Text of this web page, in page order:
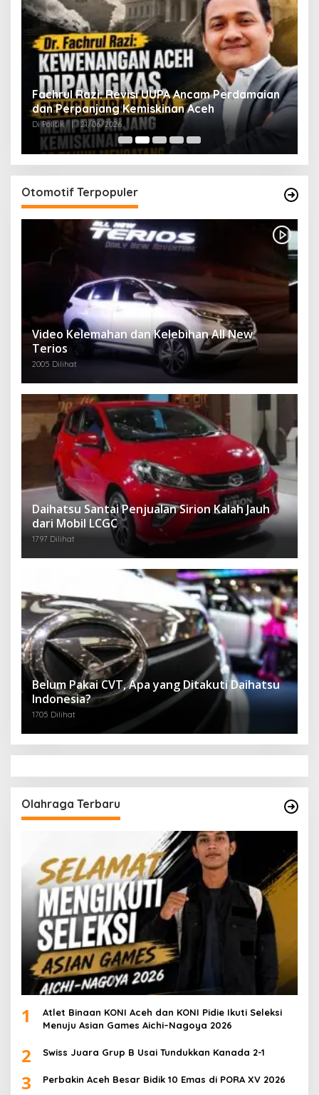
Fachrul Razi: Revisi UUPA Ancam Perdamaian
dan Perpanjang Kemiskinan Aceh
Di Politik 21/06/2026
Otomotif Terpopuler
Video Kelemahan dan Kelebihan All New
Terios
2005 Dilihat
Daihatsu Santai Penjualan Sirion Kalah Jauh
dari Mobil LCGC
1797 Dilihat
Belum Pakai CVT, Apa yang Ditakuti Daihatsu
Indonesia?
1705 Dilihat
Olahraga Terbaru
1
Atlet Binaan KONI Aceh dan KONI Pidie Ikuti Seleksi
Menuju Asian Games Aichi–Nagoya 2026
2 Swiss Juara Grup B Usai Tundukkan Kanada 2-1
3 Perbakin Aceh Besar Bidik 10 Emas di PORA XV 2026